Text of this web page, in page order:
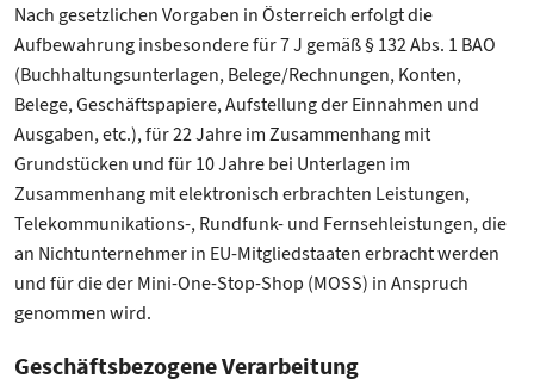
Nach gesetzlichen Vorgaben in Österreich erfolgt die
Aufbewahrung insbesondere für 7 J gemäß § 132 Abs. 1 BAO
(Buchhaltungsunterlagen, Belege/Rechnungen, Konten,
Belege, Geschäftspapiere, Aufstellung der Einnahmen und
Ausgaben, etc.), für 22 Jahre im Zusammenhang mit
Grundstücken und für 10 Jahre bei Unterlagen im
Zusammenhang mit elektronisch erbrachten Leistungen,
Telekommunikations-, Rundfunk- und Fernsehleistungen, die
an Nichtunternehmer in EU-Mitgliedstaaten erbracht werden
und für die der Mini-One-Stop-Shop (MOSS) in Anspruch
genommen wird.
Geschäftsbezogene Verarbeitung